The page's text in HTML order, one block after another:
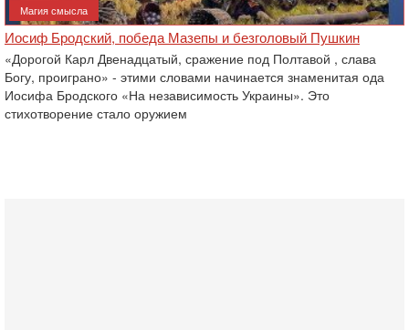
Магия смысла
Иосиф Бродский, победа Мазепы и безголовый Пушкин
«Дорогой Карл Двенадцатый, сражение под Полтавой , слава
Богу, проиграно» - этими словами начинается знаменитая ода
Иосифа Бродского «На независимость Украины». Это
стихотворение стало оружием